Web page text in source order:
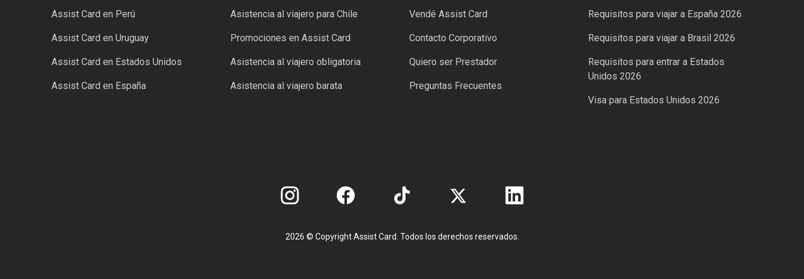
Assist Card en Perú
Assist Card en Uruguay
Assist Card en Estados Unidos
Assist Card en España
Asistencia al viajero para Chile
Promociones en Assist Card
Asistencia al viajero obligatoria
Asistencia al viajero barata
Vendé Assist Card
Contacto Corporativo
Quiero ser Prestador
Preguntas Frecuentes
Requisitos para viajar a España 2026
Requisitos para viajar a Brasil 2026
Requisitos para entrar a Estados
Unidos 2026
Visa para Estados Unidos 2026
2026 © Copyright Assist Card. Todos los derechos reservados.